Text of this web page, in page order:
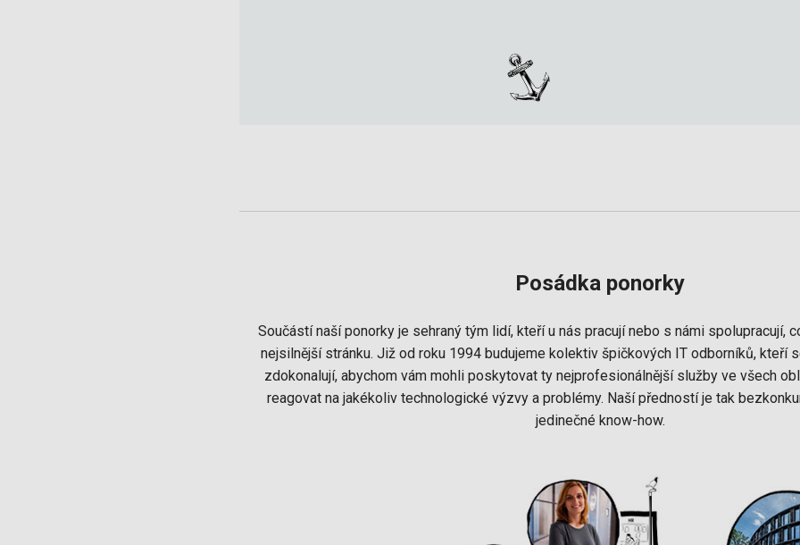
Posádka ponorky
Součástí naší ponorky je sehraný tým lidí, kteří u nás pracují nebo s námi spolupracují,
nejsilnější stránku. Již od roku 1994 budujeme kolektiv špičkových IT odborníků, kteří
zdokonalují, abychom vám mohli poskytovat ty nejprofesionálnější služby ve všech
reagovat na jakékoliv technologické výzvy a problémy. Naší předností je tak
jedinečné know-how.